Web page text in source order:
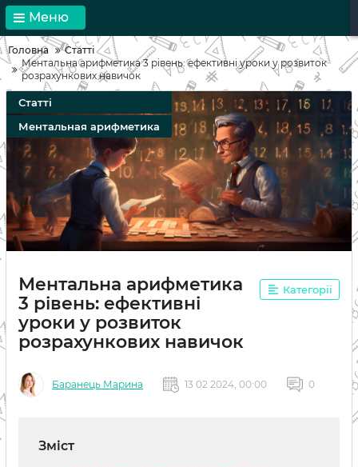
Меню
Головна
Статті
Ментальна арифметика 3 рівень: ефективні уроки у розвиток
розрахункових навичок
Статті
Ментальная арифметика
Ментальна арифметика
3 рівень: ефективні
уроки у розвиток
розрахункових навичок
Категорії
Баранець Марина 13 02 2024, 00:00 0
Зміст